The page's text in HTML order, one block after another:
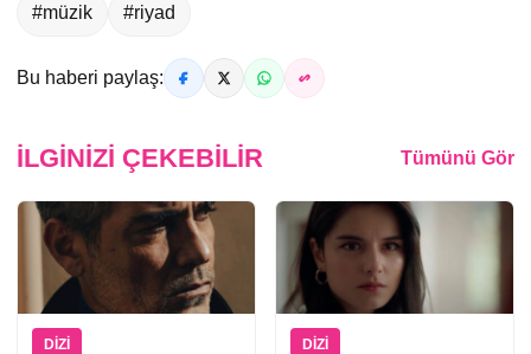
#müzik #riyad
Bu haberi paylaş:
İLGINIZI ÇEKEBILIR Tümünü Gör
DIZI DIZI